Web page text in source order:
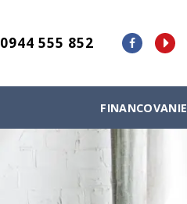
0944 555 852
FINANCOVANIE